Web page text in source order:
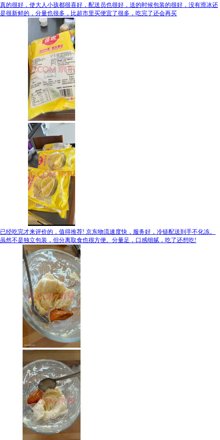
真的很好，使大人小孩都很喜好，配送员也很好，送的时候包装的很好，没有滑冰还
是很新鲜的，分量也很多，比超市里买便宜了很多，吃完了还会再买
已经吃完才来评价的，值得推荐! 京东物流速度快，服务好，冷链配送到手不化冻。
虽然不是独立包装，但分离取食也很方便。分量足，口感细腻，吃了还想吃!